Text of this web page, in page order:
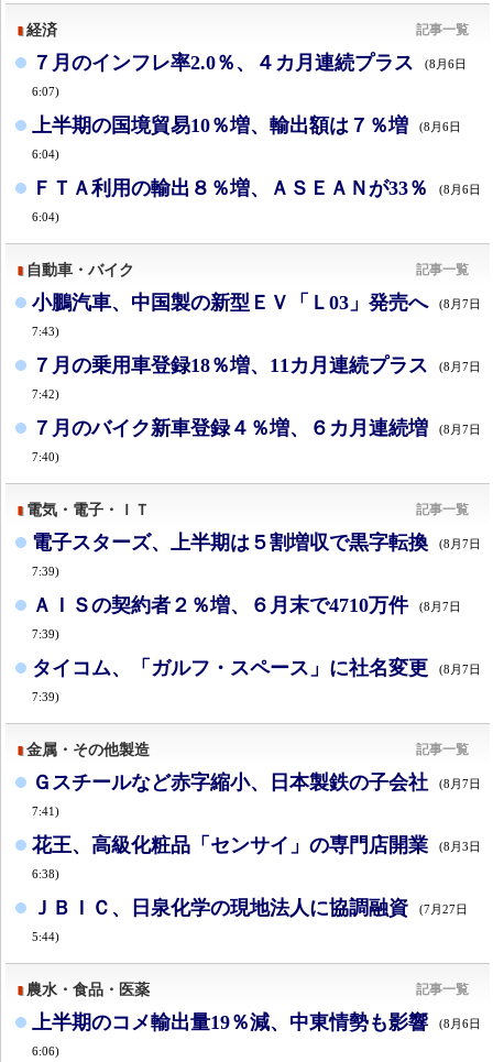
経済 記事一覧
７月のインフレ率2.0％、４カ月連続プラス (8月6日
6:07)
上半期の国境貿易10％増、輸出額は７％増 (8月6日
6:04)
ＦＴＡ利用の輸出８％増、ＡＳＥＡＮが33％ (8月6日
6:04)
自動車・バイク 記事一覧
小鵬汽車、中国製の新型ＥＶ「Ｌ03」発売へ (8月7日
7:43)
７月の乗用車登録18％増、11カ月連続プラス (8月7日
7:42)
７月のバイク新車登録４％増、６カ月連続増 (8月7日
7:40)
電気・電子・ＩＴ 記事一覧
電子スターズ、上半期は５割増収で黒字転換 (8月7日
7:39)
ＡＩＳの契約者２％増、６月末で4710万件 (8月7日
7:39)
タイコム、「ガルフ・スペース」に社名変更 (8月7日
7:39)
金属・その他製造 記事一覧
Ｇスチールなど赤字縮小、日本製鉄の子会社 (8月7日
7:41)
花王、高級化粧品「センサイ」の専門店開業 (8月3日
6:38)
ＪＢＩＣ、日泉化学の現地法人に協調融資 (7月27日
5:44)
農水・食品・医薬 記事一覧
上半期のコメ輸出量19％減、中東情勢も影響 (8月6日
6:06)